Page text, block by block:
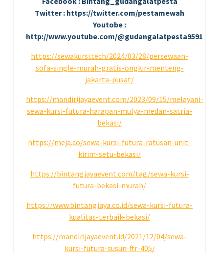
Twitter : https://twitter.com/pestamewah
Youtobe :
http://www.youtube.com/@gudangalatpesta9591
https://sewakursi.tech/2024/03/28/persewaan-
sofa-single-murah-gratis-ongkir-menteng-
jakarta-pusat/
https://mandirijayaevent.com/2023/09/15/melayani-
sewa-kursi-futura-harapan-mulya-medan-satria-
bekasi/
https://meja.co/sewa-kursi-futura-ratusan-unit-
kirim-setu-bekasi/
https://bintangjayaevent.com/tag/sewa-kursi-
futura-bekasi-murah/
https://www.bintangjaya.co.id/sewa-kursi-futura-
kualitas-terbaik-bekasi/
https://mandirijayaevent.id/2021/12/04/sewa-
kursi-futura-susun-ftr-405/